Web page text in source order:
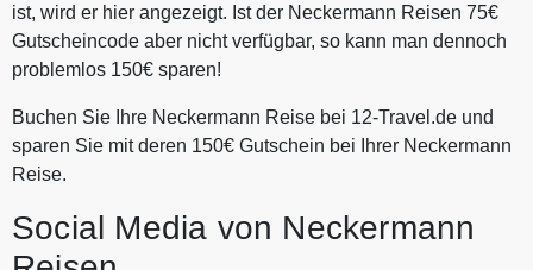
ist, wird er hier angezeigt. Ist der Neckermann Reisen 75€
Gutscheincode aber nicht verfügbar, so kann man dennoch
problemlos 150€ sparen!
Buchen Sie Ihre Neckermann Reise bei 12-Travel.de und
sparen Sie mit deren 150€ Gutschein bei Ihrer Neckermann
Reise.
Social Media von Neckermann